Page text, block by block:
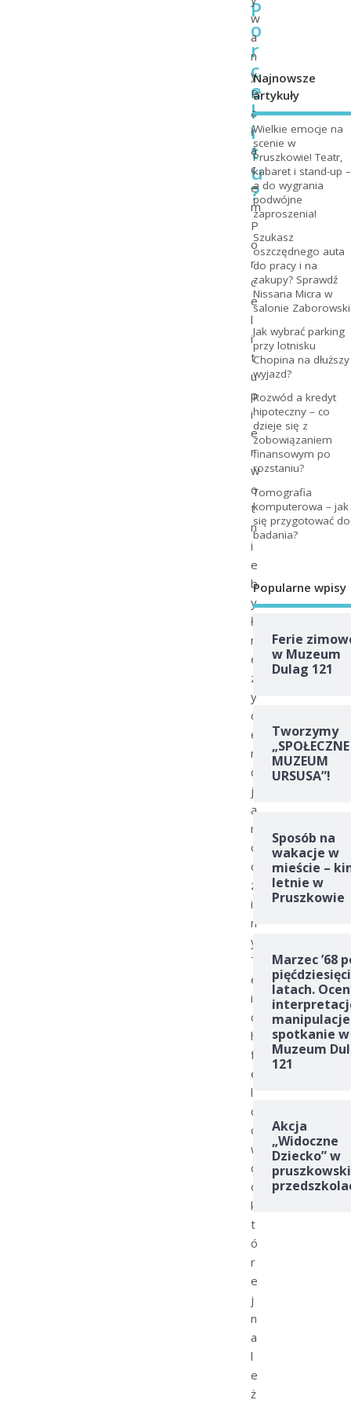
P
o
r
c
e
l
i
t
u
?
w
a
n
y
P
a
ł
a
c
e
m
P
o
r
c
e
l
i
t
u
p
i
e
r
w
o
t
n
i
e
b
y
ł
r
e
z
y
d
e
n
c
j
ą
r
o
d
z
i
n
y
T
e
i
c
h
f
e
l
d
ó
w
d
o
k
t
ó
r
e
j
n
a
l
e
ż
Najnowsze
artykuły
Wielkie emocje na
scenie w
Pruszkowie! Teatr,
kabaret i stand-up –
a do wygrania
podwójne
zaproszenia!
Szukasz
oszczędnego auta
do pracy i na
zakupy? Sprawdź
Nissana Micra w
salonie Zaborowski
Jak wybrać parking
przy lotnisku
Chopina na dłuższy
wyjazd?
Rozwód a kredyt
hipoteczny – co
dzieje się z
zobowiązaniem
finansowym po
rozstaniu?
Tomografia
komputerowa – jak
się przygotować do
badania?
Popularne wpisy
Ferie
w Muzeum
Dulag 121
Tworzymy
„SPOŁECZNE
MUZEUM
URSUSA”!
Sposób na
wakacje w
mieście –
letnie w
Pruszkowie
Marzec ’68
latach.
spotkanie w
Muzeum
121
Akcja
„Widoczne
Dziecko” w